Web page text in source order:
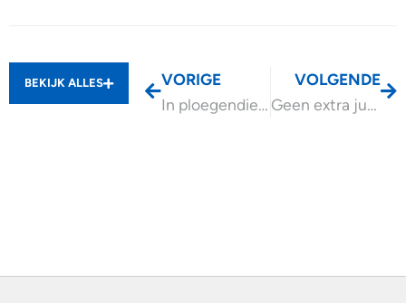
BEKIJK ALLES
VORIGE
In ploegendienst werken geen arbeidsvoorwaarde
VOLGENDE
Geen extra jubelton via kruislings schenken